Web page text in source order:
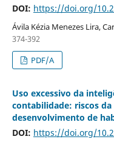
DOI: https://doi.org/
Ávila Kézia Menezes Lira,
374-392
PDF/A
Uso excessivo da
contabilidade: riscos
desenvolvimento de
DOI: https://doi.org/